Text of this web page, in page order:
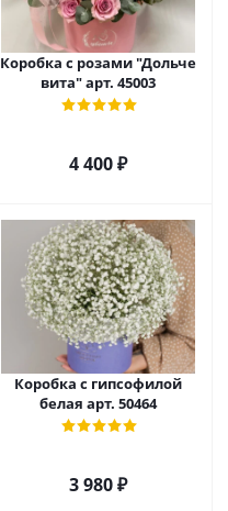
Коробка с розами "Дольче
вита" арт. 45003
4 400₽
Коробка с гипсофилой
белая арт. 50464
3 980₽